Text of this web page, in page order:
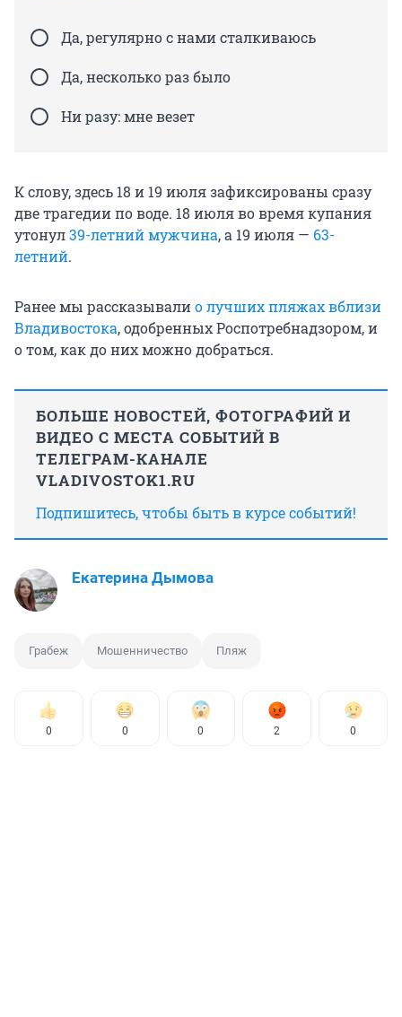
Да, регулярно с нами сталкиваюсь
Да, несколько раз было
Ни разу: мне везет
К слову, здесь 18 и 19 июля зафиксированы сразу
две трагедии по воде. 18 июля во время купания
утонул39-летний мужчина, а 19 июля — 63-
летний.
Ранее мы рассказывалио лучших пляжах вблизи
Владивостока, одобренных Роспотребнадзором, и
о том, как до них можно добраться.
БОЛЬШЕ НОВОСТЕЙ, ФОТОГРАФИЙ И
ВИДЕО С МЕСТА СОБЫТИЙ В
ТЕЛЕГРАМ-КАНАЛЕ
VLADIVOSTOK1.RU
Подпишитесь, чтобы быть в курсе событий!
Екатерина Дымова
Грабеж Мошенничество Пляж
0 0 0 2 0